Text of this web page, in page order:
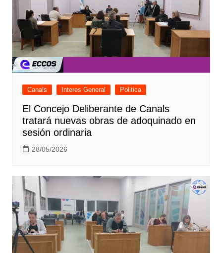
Canals Interes General Politica
El Concejo Deliberante de Canals
tratará nuevas obras de adoquinado en
sesión ordinaria
28/05/2026